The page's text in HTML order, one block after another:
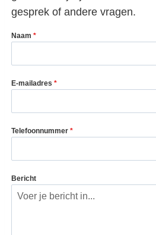
gesprek of andere vragen.
Naam *
E-mailadres *
Telefoonnummer *
Bericht